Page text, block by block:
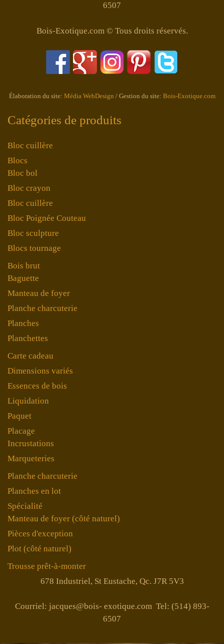
6507
Bois-Exotique.com © Tous droits réservés.
Élaboration du site: Média WebDesign / Gestion du site: Bois-Exotique.com
Catégories de produits
Bloc cuillère
Blocs
Bloc bol
Bloc crayon
Bloc cuillère
Bloc Poignée Couteau
Bloc sculpture
Blocs tournage
Bois brut
Baguette
Manteau de foyer
Planche charcuterie
Planches
Planchettes
Carte cadeau
Dimensions variés
Essences de bois
Liquidation
Paquet
Placage
Incrustations
Marqueteries
Planche charcuterie
Planches en lot
Spécialité
Manteau de foyer (côté naturel)
Pièces d'exception
Plot (côté naturel)
Trousse prêt-à-monter
678 Industriel, St Eustache, Qc. J7R 5V3
Courriel: jacques@bois- exotique.com Tel: (514) 893-
6507